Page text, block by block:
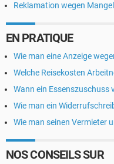
Reklamation wegen
EN PRATIQUE
Wie man eine Anzeige
Welche Reisekosten
Wann ein Essenszuschuss
Wie man ein
Wie man seinen Vermieter
NOS CONSEILS SUR